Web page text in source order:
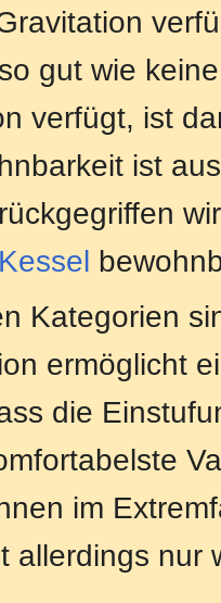
gut wie
verfügt, ist
ist
Kessel
Kategorien
ermöglicht
die
im
allerdings nur